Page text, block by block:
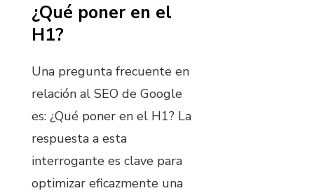
¿Qué poner en el
H1?
Una pregunta frecuente en
relación al SEO de Google
es: ¿Qué poner en el H1? La
respuesta a esta
interrogante es clave para
optimizar eficazmente una